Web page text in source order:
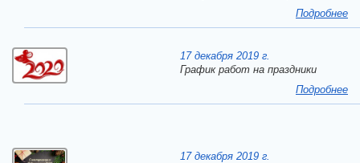
Подробнее
17 декабря 2019 г.
График работ на праздники
Подробнее
17 декабря 2019 г.